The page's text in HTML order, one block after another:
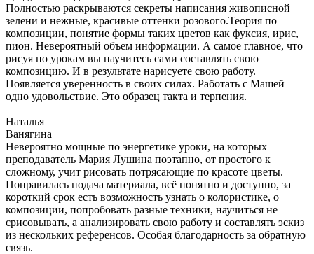
Полностью раскрываются секреты написания живописной
зелени и нежные, красивые оттенки розового.Теория по
композиции, понятие формы таких цветов как фуксия, ирис,
пион. Невероятный объем информации. А самое главное, что
рисуя по урокам вы научитесь сами составлять свою
композицию. И в результате нарисуете свою работу.
Появляется уверенность в своих силах. Работать с Машей
одно удовольствие. Это образец такта и терпения.
Наталья
Ванягина
Невероятно мощные по энергетике уроки, на которых
преподаватель Мария Лушина поэтапно, от простого к
сложному, учит рисовать потрясающие по красоте цветы.
Понравилась подача материала, всё понятно и доступно, за
короткий срок есть возможность узнать о колористике, о
композиции, попробовать разные техники, научиться не
срисовывать, а анализировать свою работу и составлять эскиз
из нескольких референсов. Особая благодарность за обратную
связь.